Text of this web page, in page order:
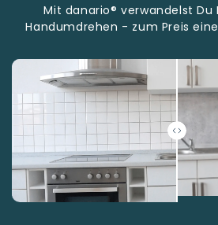
Mit danario® verwandelst Du
Handumdrehen - zum Preis